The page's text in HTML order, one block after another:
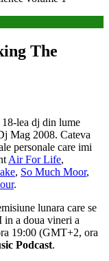
The
lea dj din lume
Mag 2008. Cateva
personale care imi
Air For Life,
, So Much Moor,
.
lunara care se
a doua vineri a
19:00 (GMT+2, ora
Podcast.